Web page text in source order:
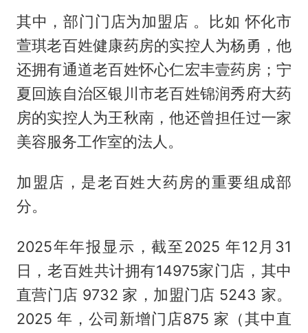
其中，部门门店为加盟店 。比如 怀化市
萱琪老百姓健康药房的实控人为杨勇，他
还拥有通道老百姓怀心仁宏丰壹药房；宁
夏回族自治区银川市老百姓锦润秀府大药
房的实控人为王秋南，他还曾担任过一家
美容服务工作室的法人。
加盟店，是老百姓大药房的重要组成部
分。
2025年年报显示，截至2025 年12月31
日，老百姓共计拥有14975家门店，其中
直营门店 9732 家，加盟门店 5243 家。
2025 年，公司新增门店875 家（其中直